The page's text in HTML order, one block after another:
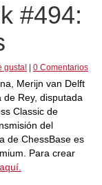
#494:
gusta! 0 Comentarios
Merijn van Delft
Rey, disputada
Classic de
del
de ChessBase es
Para crear